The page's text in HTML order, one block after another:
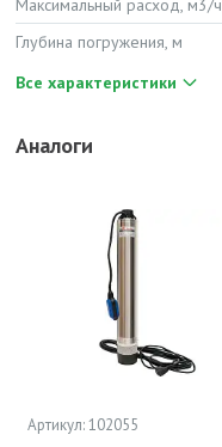
Максимальный расход, м3/ч
Глубина погружения, м
Все характеристики
Аналоги
Артикул: 102055